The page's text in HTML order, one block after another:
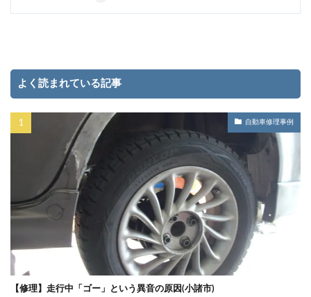
よく読まれている記事
自動車修理事例
【修理】走行中「ゴー」という異音の原因(小諸市)